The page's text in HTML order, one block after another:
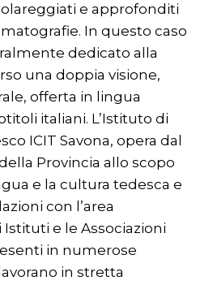
e approfonditi
In questo caso
dedicato alla
una doppia visione,
offerta in lingua
italiani. L’Istituto di
ICIT Savona, opera dal
Provincia allo scopo
e la cultura tedesca e
con l’area
e le Associazioni
in numerose
in stretta